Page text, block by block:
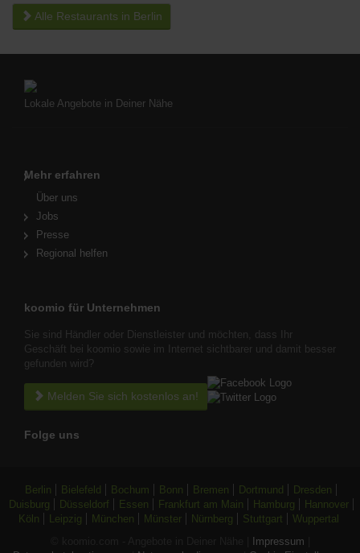
Alle Restaurants in Berlin
Lokale Angebote in Deiner Nähe
Mehr erfahren
Über uns
Jobs
Presse
Regional helfen
koomio für Unternehmen
Sie sind Händler oder Dienstleister und möchten, dass Ihr
Geschäft bei koomio sowie im Internet sichtbarer und damit besser
gefunden wird?
Melden Sie sich kostenlos an!
Folge uns
Berlin Bielefeld Bochum Bonn Bremen Dortmund
Dresden
Duisburg
Düsseldorf Essen Frankfurt am Main Hamburg
Hannover
Köln
Leipzig München Münster Nürnberg Stuttgart
Wuppertal
Impressum